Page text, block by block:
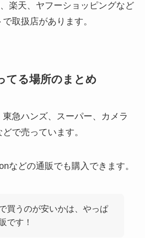
楽天、ヤフーショッピングなど
取扱店があります。
てる場所のまとめ
急ハンズ、スーパー、カメラ
で売っています。
などの通販でも購入できます。
買うのが安いかは、やっぱ
です！